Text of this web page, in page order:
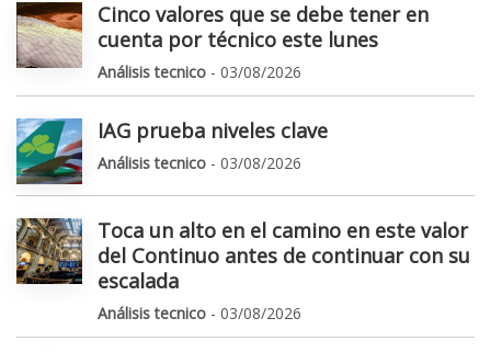
Cinco valores que se debe tener en
cuenta por técnico este lunes
Análisis tecnico - 03/08/2026
IAG prueba niveles clave
Análisis tecnico - 03/08/2026
Toca un alto en el camino en este valor
del Continuo antes de continuar con su
escalada
Análisis tecnico - 03/08/2026